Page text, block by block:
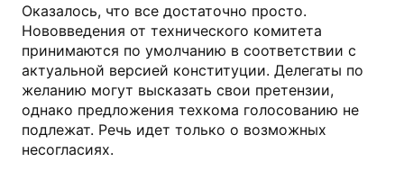
Оказалось, что все достаточно просто.
Нововведения от технического комитета
принимаются по умолчанию в соответствии с
актуальной версией конституции. Делегаты по
желанию могут высказать свои претензии,
однако предложения техкома голосованию не
подлежат. Речь идет только о возможных
несогласиях.